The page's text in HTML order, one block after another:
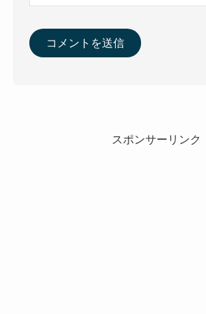
スポンサーリンク